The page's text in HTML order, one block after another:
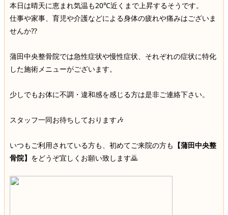
本日は晴天に恵まれ気温も20℃近くまで上昇するそうです。
仕事や家事、育児や介護などによる身体の疲れや痛みはございま
せんか⁇
蒲田中央整骨院では急性症状や慢性症状、それぞれの症状に特化
した施術メニューがございます。
少しでもお体に不調・違和感を感じる方は是非ご連絡下さい。
スタッフ一同お待ちしております🎶
いつもご利用されている方も、初めてご来院の方も 【蒲田中央整
骨院】 をどうぞ宜しくお願い致します🙇